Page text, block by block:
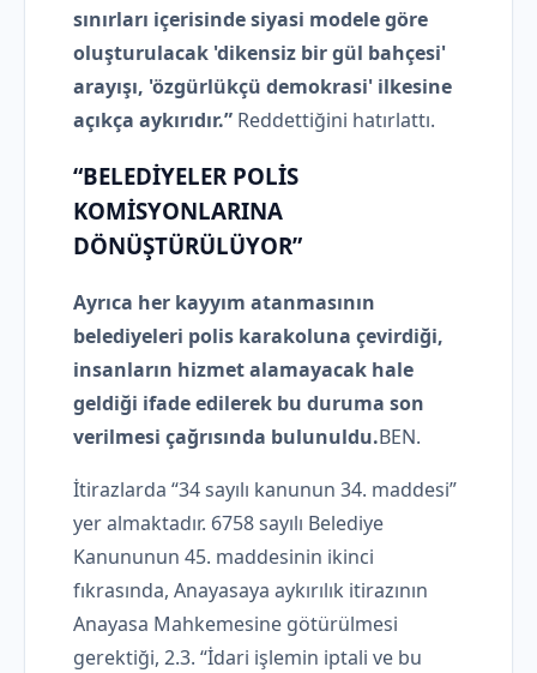
sınırları içerisinde siyasi modele göre
oluşturulacak 'dikensiz bir gül bahçesi'
arayışı, 'özgürlükçü demokrasi' ilkesine
açıkça aykırıdır.” Reddettiğini hatırlattı.
“BELEDİYELER POLİS
KOMİSYONLARINA
DÖNÜŞTÜRÜLÜYOR”
Ayrıca her kayyım atanmasının
belediyeleri polis karakoluna çevirdiği,
insanların hizmet alamayacak hale
geldiği ifade edilerek bu duruma son
verilmesi çağrısında bulunuldu.BEN.
İtirazlarda “34 sayılı kanunun 34. maddesi”
yer almaktadır. 6758 sayılı Belediye
Kanununun 45. maddesinin ikinci
fıkrasında, Anayasaya aykırılık itirazının
Anayasa Mahkemesine götürülmesi
gerektiği, 2.3. “İdari işlemin iptali ve bu